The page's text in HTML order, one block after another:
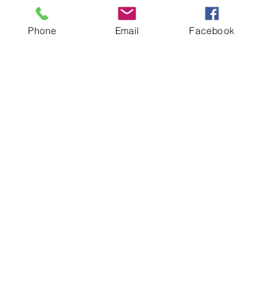
Phone Email Facebook